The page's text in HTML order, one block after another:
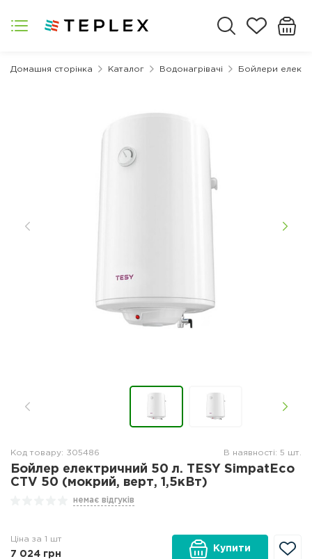
Домашня сторінка Каталог Водонагрівачі Бойлери
Код товару: 305486 В наявності: 5 шт.
Бойлер електричний 50 л. TESY SimpatEco
CTV 50 (мокрий, верт, 1,5кВт)
немає відгуків
Ціна за 1 шт
7 024 грн
Купити